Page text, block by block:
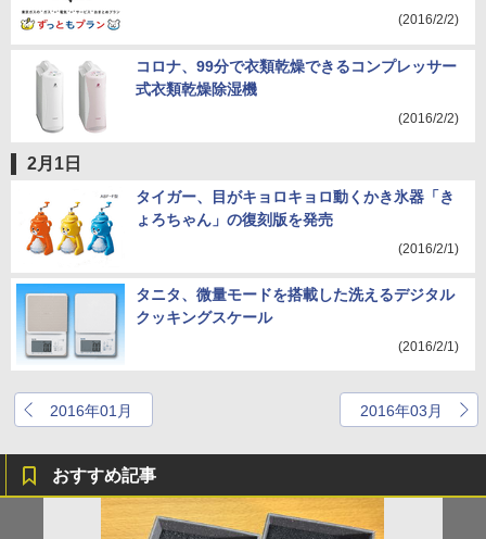
(2016/2/2)
コロナ、99分で衣類乾燥できるコンプレッサー
式衣類乾燥除湿機
(2016/2/2)
2月1日
タイガー、目がキョロキョロ動くかき氷器「き
ょろちゃん」の復刻版を発売
(2016/2/1)
タニタ、微量モードを搭載した洗えるデジタル
クッキングスケール
(2016/2/1)
2016年01月 2016年03月
おすすめ記事